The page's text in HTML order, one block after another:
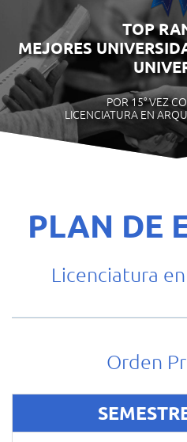
TOP
MEJORES
POR 15° VEZ
LICENCIATURA EN
PLAN DE
Licenciatura
Orden